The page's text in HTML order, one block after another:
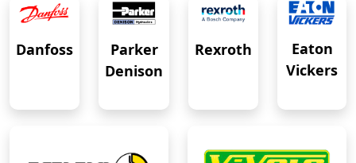
Danfoss
Parker
Denison
Rexroth
Eaton
Vickers